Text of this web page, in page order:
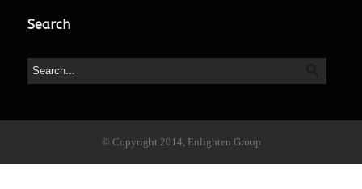
Search
© Copyright 2014, Enlighten Group